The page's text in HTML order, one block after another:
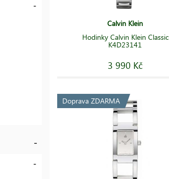
Calvin Klein
Hodinky Calvin Klein Classic
K4D23141
3 990 Kč
Doprava ZDARMA